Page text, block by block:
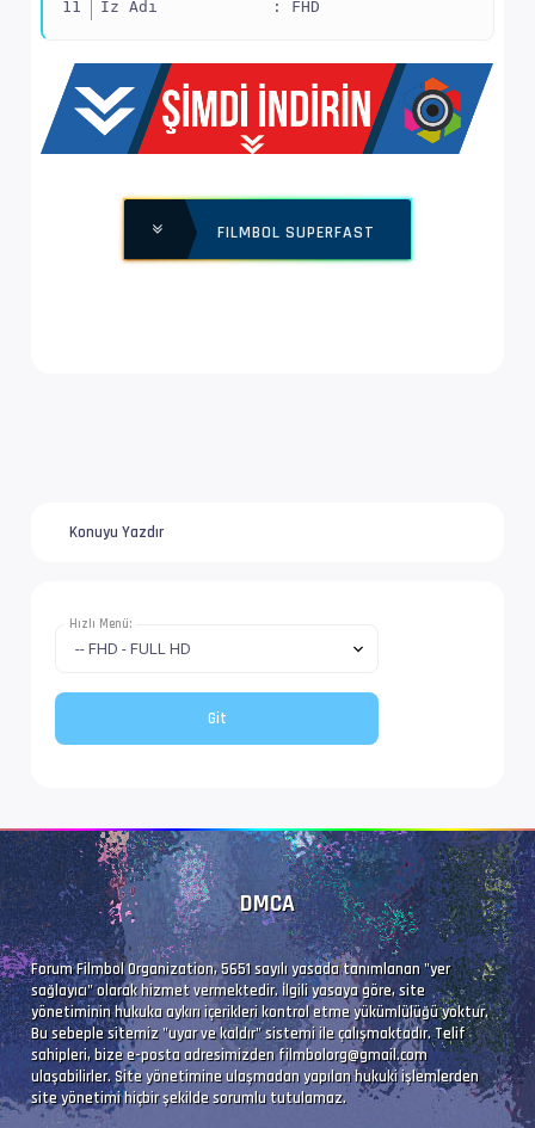
İz Adı            : FHD
Yapı              : V_MPEG4/ISO/AVC ->
Ses Profili       : Dolby Digital Plus
İz Adı            : Türkçe | www.filmbol.org
İz Adı            : Orijinal |
Altyazı #4        : UTF-8
İz Adı            : Türkçe (Forced)
Altyazı #5        : UTF-8
İz Adı            : Tam (Türkçe)
Dil               : tr
FILMBOL SUPERFAST
Konuyu Yazdır
Hızlı Menü:
DMCA
Forum Filmbol Organization, 5651 sayılı yasada tanımlanan "yer
sağlayıcı" olarak hizmet vermektedir. İlgili yasaya göre, site
yönetiminin hukuka aykırı içerikleri kontrol etme yükümlülüğü yoktur.
Bu sebeple sitemiz "uyar ve kaldır" sistemi ile çalışmaktadır. Telif
sahipleri, bize e-posta adresimizdenfilmbolorg@gmail.com
ulaşabilirler. Site yönetimine ulaşmadan yapılan hukuki işlemlerden
site yönetimi hiçbir şekilde sorumlu tutulamaz.